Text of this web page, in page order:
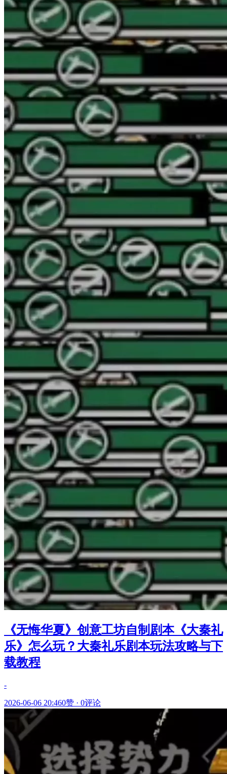
《无悔华夏》创意工坊自制剧本《大秦礼
乐》怎么玩？大秦礼乐剧本玩法攻略与下
载教程
-
2026-06-06 20:460赞 · 0评论